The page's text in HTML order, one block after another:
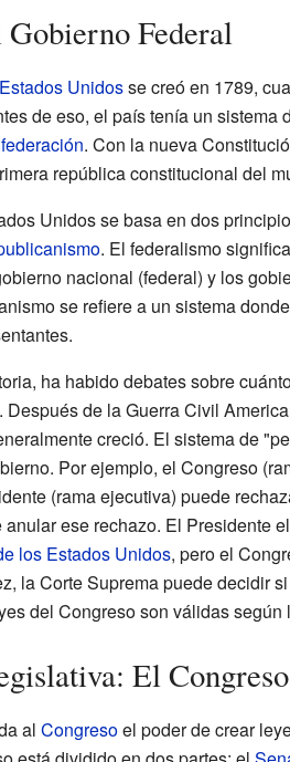
Federal
Estados Unidosse creó en 1789,
de eso, el país tenía un sistema
. Con la nueva
república constitucional del
Unidos se basa en dos
. El federalismo
nacional (federal) y los
se refiere a un sistema
ha habido debates sobre
Después de la Guerra Civil
creció. El sistema de
Por ejemplo, el Congreso
(rama ejecutiva) puede
ese rechazo. El Presidente
los Estados Unidos, pero el
la Corte Suprema puede decidir
del Congreso son válidas según
El Congreso
al Congresoel poder de crear